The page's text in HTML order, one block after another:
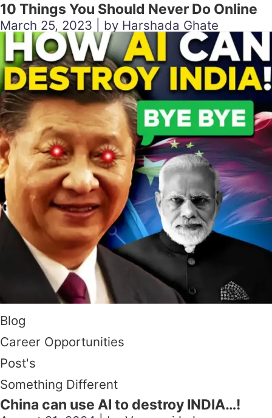
10 Things You Should Never Do Online
March 25, 2023 | by Harshada Ghate
Blog
Career Opportunities
Post's
Something Different
China can use AI to destroy INDIA…!